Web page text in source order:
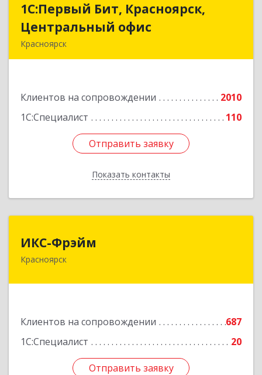
1С:Первый Бит, Красноярск,
Центральный офис
Красноярск
Клиентов на сопровождении
2010
1С:Специалист
110
Отправить заявку
Показать контакты
1С:Первый Бит, Красноярск,
Центральный офис
Подробнее
Отправить заявку
Назад
ИКС-Фрэйм
Красноярск
Клиентов на сопровождении
687
1С:Специалист
20
Отправить заявку
660077, Красноярский край, Красноярск г,
Отправить заявку